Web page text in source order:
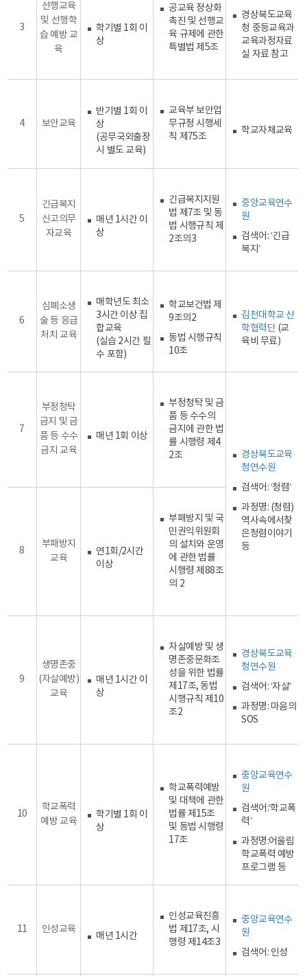
3
선행교육
및 선행학
습 예방 교
육
학기별 1회 이
상
공교육 정상화
촉진 및 선행교
육 규제에 관한
특별법 제5조
경상북도교육
청 중등교육과
교육과정자료
실 자료 참고
4 보안교육
반기별 1회 이
상
(공무국외출장
시 별도 교육)
교육부 보안업
무규정 시행세
칙 제75조
학교자체교육
5
긴급복지
신고의무
자교육
매년 1시간 이
상
긴급복지지원
법 제7조 및 동
법 시행규칙 제
2조의3
중앙교육연수
원
검색어: ‘긴급
복지’
6
심폐소생
술 등 응급
처치 교육
매학년도 최소
3시간 이상 집
합교육
(실습 2시간 필
수 포함)
학교보건법 제
9조의2
동법 시행규칙
10조
김천대학교 산
학협력단 (교
육비 무료)
7
부정청탁
금지 및 금
품 등 수수
금지 교육
매년 1회 이상
부정청탁 및 금
품 등 수수의
금지에 관한 법
률 시행령 제4
2조
경상북도교육
청연수원
검색어: ‘청렴’
과정명: (청렴)
역사속에서찾
은청렴이야기
등
8
부패방지
교육
연1회/2시간
이상
부패방지 및 국
민권익위원회
의 설치와 운영
에 관한 법률
시행령 제88조
의 2
9
생명존중
(자살예방)
교육
매년 1시간 이
상
자살예방 및 생
명존중문화조
성을 위한 법률
제17조, 동법
시행규칙 제10
조2
경상북도교육
청연수원
검색어: ‘자살’
과정명: 마음의
SOS
10
학교폭력
예방 교육
학기별 1회 이
상
학교폭력예방
및 대책에 관한
법률 제15조
및 동법 시행령
17조
중앙교육연수
원
검색어:‘학교폭
력’
과정명:어울림
학교폭력 예방
프로그램 등
11 인성교육
매년 1시간
인성교육진흥
법 제17조, 시
행령 제14조3
중앙교육연수
원
검색어: 인성